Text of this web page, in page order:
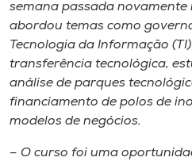
semana passada novamente
abordou temas como
Tecnologia da Informação
transferência tecnológica,
análise de parques
financiamento de polos de
modelos de negócios.
– O curso foi uma